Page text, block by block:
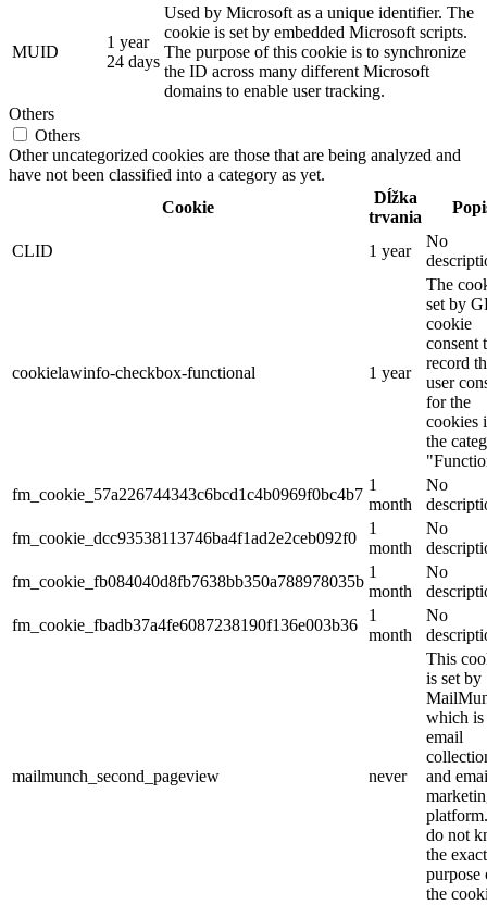
MUID
1 year
24 days
Used by Microsoft as a unique identifier. The
cookie is set by embedded Microsoft scripts.
The purpose of this cookie is to synchronize
the ID across many different Microsoft
domains to enable user tracking.
Others
Others
Other uncategorized cookies are those that are being analyzed and
have not been classified into a category as yet.
Cookie
Dĺžka
trvania
CLID 1 year
No
cookielawinfo-checkbox-functional 1 year
The
set by
cookie
consent
record
user
for the
cookies
the
fm_cookie_57a226744343c6bcd1c4b0969f0bc4b7
1
month
No
fm_cookie_dcc93538113746ba4f1ad2e2ceb092f0
1
month
No
fm_cookie_fb084040d8fb7638bb350a788978035b
1
month
No
fm_cookie_fbadb37a4fe6087238190f136e003b36
1
month
No
mailmunch_second_pageview never
This
is set by
which is
email
and
do not
the exact
purpose
the